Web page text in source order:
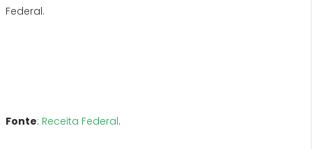
Federal.
Fonte: Receita Federal.